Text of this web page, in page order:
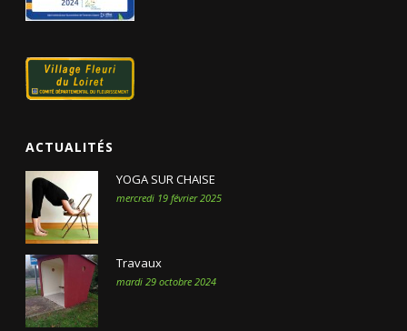
ACTUALITÉS
YOGA SUR CHAISE
mercredi 19 février 2025
Travaux
mardi 29 octobre 2024